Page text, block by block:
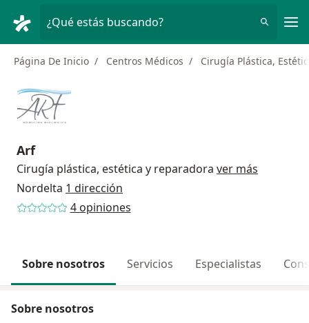
¿Qué estás buscando?
Página De Inicio Centros Médicos Cirugía Plástica,
Arf
Cirugía plástica, estética y reparadora ver más
Nordelta 1 dirección
4 opiniones
Sobre nosotros Servicios Especialistas
Sobre nosotros